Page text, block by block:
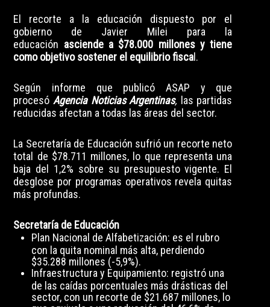
El recorte a la educación dispuesto por el
gobierno de Javier Milei para la
educación asciende a $78.000 millones y tiene
como objetivo sostener el equilibrio fiscal.
Según informe que publicó ASAP y que
procesó Agencia Noticias Argentinas, las partidas
reducidas afectan a todas las áreas del sector.
La Secretaría de Educación sufrió un recorte neto
total de $78.711 millones, lo que representa una
baja del 1,2% sobre su presupuesto vigente. El
desglose por programas operativos revela quitas
más profundas.
Secretaría de Educación
Plan Nacional de Alfabetización: es el rubro
con la quita nominal más alta, perdiendo
$35.288 millones (-5,9%).
Infraestructura y Equipamiento: registró una
de las caídas porcentuales más drásticas del
sector, con un recorte de $21.687 millones, lo